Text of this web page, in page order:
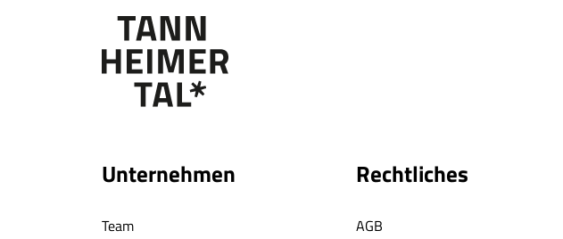
Unternehmen
Team
Rechtliches
AGB